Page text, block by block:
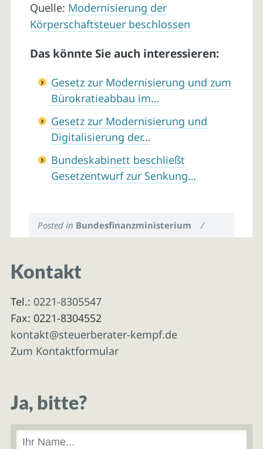
Quelle: Modernisierung der
Körperschaftsteuer beschlossen
Das könnte Sie auch interessieren:
Gesetz zur Modernisierung und zum
Bürokratieabbau im…
Gesetz zur Modernisierung und
Digitalisierung der…
Bundeskabinett beschließt
Gesetzentwurf zur Senkung…
Posted in Bundesfinanzministerium /
Kontakt
Tel.: 0221-8305547
Fax: 0221-8304552
kontakt@steuerberater-kempf.de
Zum Kontaktformular
Ja, bitte?